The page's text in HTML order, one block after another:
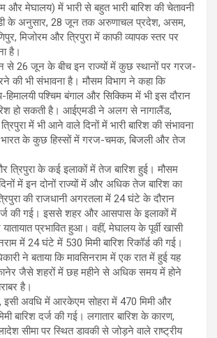
मेघालय) में भारी से बहुत भारी बारिश की चेतावनी
के अनुसार, 28 जून तक अरुणाचल प्रदेश, असम,
मिजोरम और त्रिपुरा में काफी व्यापक स्तर पर
है।
से 26 जून के बीच इन राज्यों में कुछ स्थानों पर गरज-
की भी संभावना है। मौसम विभाग ने कहा कि
पश्चिम बंगाल और सिक्किम में भी इस दौरान
हो सकती है। आईएमडी ने अलग से नागालैंड,
में भी आने वाले दिनों में भारी बारिश की संभावना
भारत के कुछ हिस्सों में गरज-चमक, बिजली और तेज
त्रिपुरा के कई इलाकों में तेज बारिश हुई। मौसम
में इन दोनों राज्यों में और अधिक तेज बारिश का
की राजधानी अगरतला में 24 घंटे के दौरान
दर्ज की गई। इससे शहर और आसपास के इलाकों में
प्रभावित हुआ। वहीं, मेघालय के पूर्वी खासी
में 24 घंटे में 530 मिमी बारिश रिकॉर्ड की गई।
ने बताया कि मावसिनराम में एक रात में हुई यह
जैसे शहरों में छह महीने से अधिक समय में होने
है।
इसी अवधि में आरकेएम सोहरा में 470 मिमी और
बारिश दर्ज की गई। लगातार बारिश के कारण,
सीमा पर स्थित डावकी से जोड़ने वाले राष्ट्रीय